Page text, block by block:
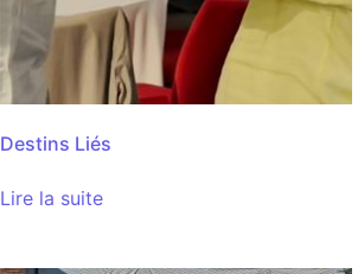
Destins Liés
Lire la suite